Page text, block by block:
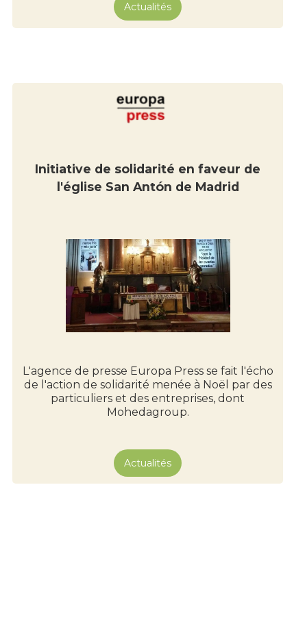
Actualités
Initiative de solidarité en faveur de
l'église San Antón de Madrid
L'agence de presse Europa Press se fait l'écho
de l'action de solidarité menée à Noël par des
particuliers et des entreprises, dont
Mohedagroup.
Actualités